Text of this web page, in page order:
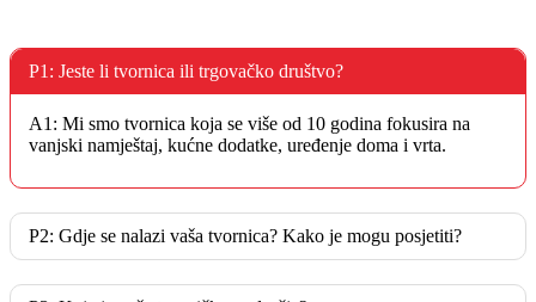
P1: Jeste li tvornica ili trgovačko društvo?
A1: Mi smo tvornica koja se više od 10 godina fokusira na
vanjski namještaj, kućne dodatke, uređenje doma i vrta.
P2: Gdje se nalazi vaša tvornica? Kako je mogu posjetiti?